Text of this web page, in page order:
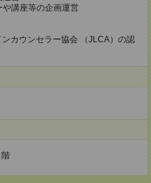
講座等の企画運営
カウンセラー協会 （JLCA）の認